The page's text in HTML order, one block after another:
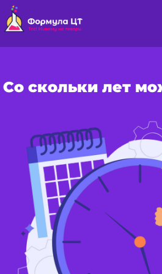
Со скольки лет